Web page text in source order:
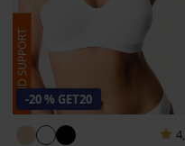
-20 % GET20